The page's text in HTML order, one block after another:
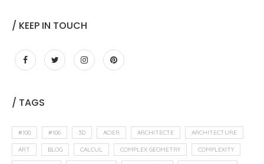
/ KEEP IN TOUCH
/ TAGS
#100 #106 3D ACIER ARCHITECTE ARCHITECTURE
ART BLOG CALCUL COMPLEX GEOMETRY COMPLEXITY